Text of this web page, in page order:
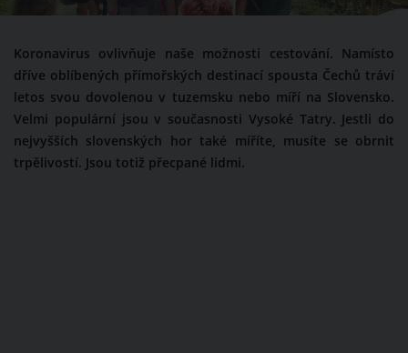
Koronavirus ovlivňuje naše možnosti cestování. Namísto
dříve oblíbených přímořských destinací spousta Čechů tráví
letos svou dovolenou v tuzemsku nebo míří na Slovensko.
Velmi populární jsou v současnosti Vysoké Tatry. Jestli do
nejvyšších slovenských hor také míříte, musíte se obrnit
trpělivostí. Jsou totiž přecpané lidmi.